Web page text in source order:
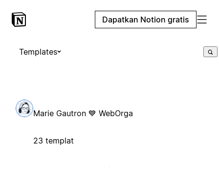
Dapatkan Notion gratis
Templates
Marie Gautron 💙 WebOrga
23 templat